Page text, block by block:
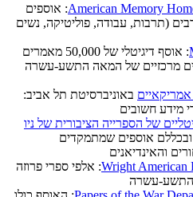
: אוספים
(תרבות, עבודה, פוליטיקה, נשים
: אוסף דיגיטלי של 50,000 מאמרים
מרכזיים של המאה התשע-עשרה
באוניברסיטת תל אביב:
מידע חשובים
של הספרייה הציבורית של ניו
אוספים שמתמקדים
והאינדיאנים
Wright American: אלפי ספרי פרוזה
התשע-עשרה